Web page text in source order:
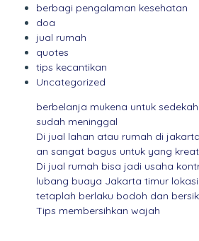
berbagi pengalaman kesehatan
doa
jual rumah
quotes
tips kecantikan
Uncategorized
berbelanja mukena untuk
sudah meninggal
Di jual lahan atau rumah di
an sangat bagus untuk yang
Di jual rumah bisa jadi usaha
lubang buaya Jakarta timur
tetaplah berlaku bodoh dan
Tips membersihkan wajah